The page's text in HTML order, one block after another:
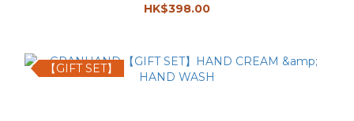
HK$398.00
【GIFT SET】